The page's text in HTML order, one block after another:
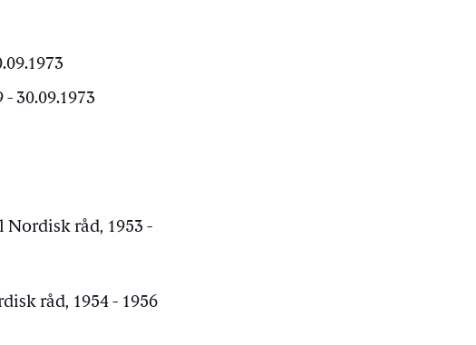
30.09.1973
Nordisk råd, 1953 -
råd, 1954 - 1956